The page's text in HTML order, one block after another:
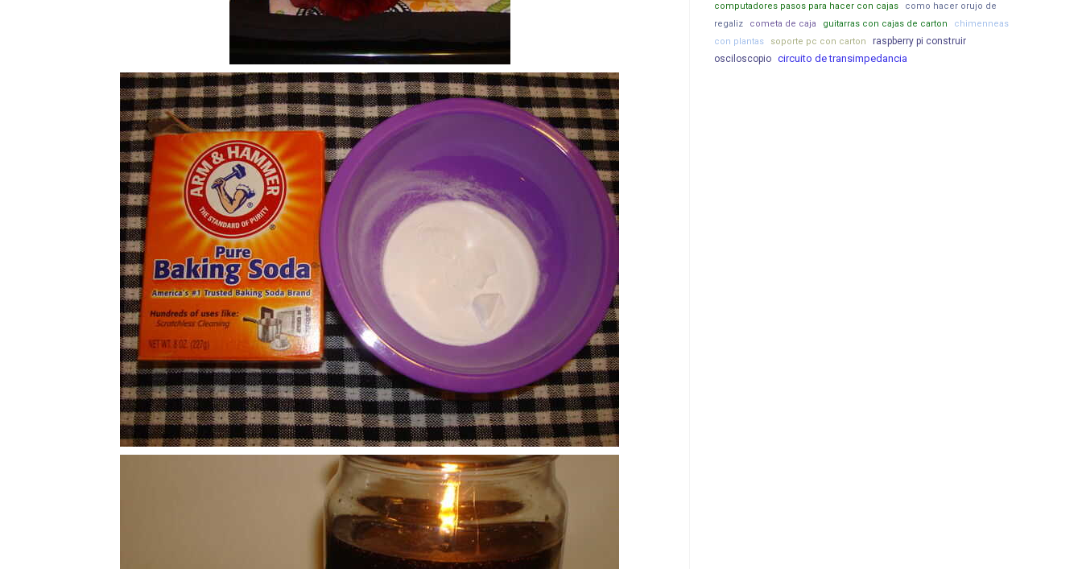
computadores pasos para hacer con cajas
como hacer orujo de
regaliz
cometa de caja guitarras con cajas de carton
chimenneas
con plantas
soporte pc con carton
raspberry pi construir
osciloscopio circuito de transimpedancia